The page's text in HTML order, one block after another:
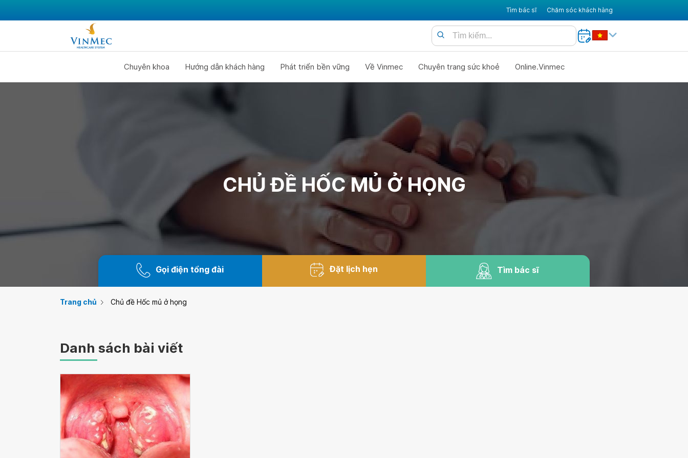
Tìm bác sĩ Chăm sóc khách hàng
Chuyên khoa Hướng dẫn khách hàng Phát triển bền vững Về Vinmec Chuyên trang sức khoẻ Online.Vinmec
CHỦ ĐỀ HỐC MỦ Ở HỌNG
Gọi điện tổng đài Đặt lịch hẹn Tìm bác sĩ
Trang chủ Chủ đề Hốc mủ ở họng
Danh sách bài viết